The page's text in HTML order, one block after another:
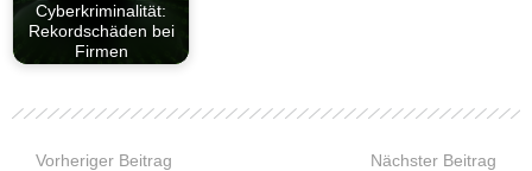
Cyberkriminalität:
Rekordschäden bei
Firmen
Vorheriger Beitrag Nächster Beitrag